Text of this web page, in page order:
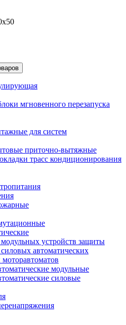
мгновенного перезапуска
для систем
приточно-вытяжные
трасс кондиционирования
устройств защиты
автоматических
модульные
силовые